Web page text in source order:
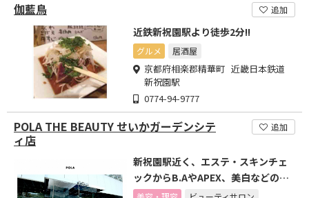
伽藍鳥 追加
近鉄新祝園駅より徒歩2分!!
グルメ 居酒屋
京都府相楽郡精華町 近畿日本鉄道
新祝園駅
0774-94-9777
POLA THE BEAUTY せいかガーデンシテ
ィ店
追加
新祝園駅近く、エステ・スキンチェ
ックからB.AやAPEX、美白などのポ
ーラ化粧品をご案内!